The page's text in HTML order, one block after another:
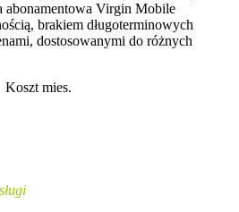
abonamentowa Virgin Mobile
brakiem długoterminowych
dostosowanymi do różnych
Koszt mies.